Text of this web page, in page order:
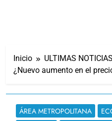
Inicio
ULTIMAS NOTICIAS
¿Nuevo aumento en el
ÁREA METROPOLITANA